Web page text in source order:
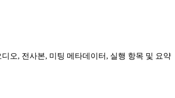
오, 전사본, 미팅 메타데이터, 실행 항목 및 요약